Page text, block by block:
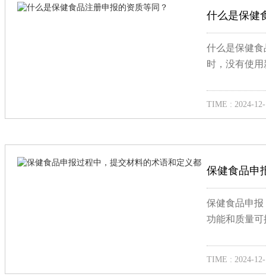
什么是保健
什么是保健
时，没有使
TIME : 2024-12-
保健食品申
保健食品申
功能和质量
TIME : 2024-12-